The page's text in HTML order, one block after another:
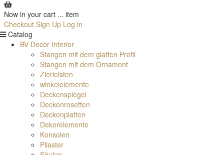
Now in your cart ... item
Checkout Sign Up Log in
Catalog
BV Decor Interior
Stangen mit dem glatten Profil
Stangen mit dem Ornament
Zierleisten
winkelelemente
Deckenspiegel
Deckenrosetten
Deckenplatten
Dekorelemente
Konsolen
Pilaster